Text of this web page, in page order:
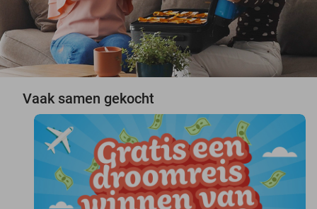
Vaak samen gekocht